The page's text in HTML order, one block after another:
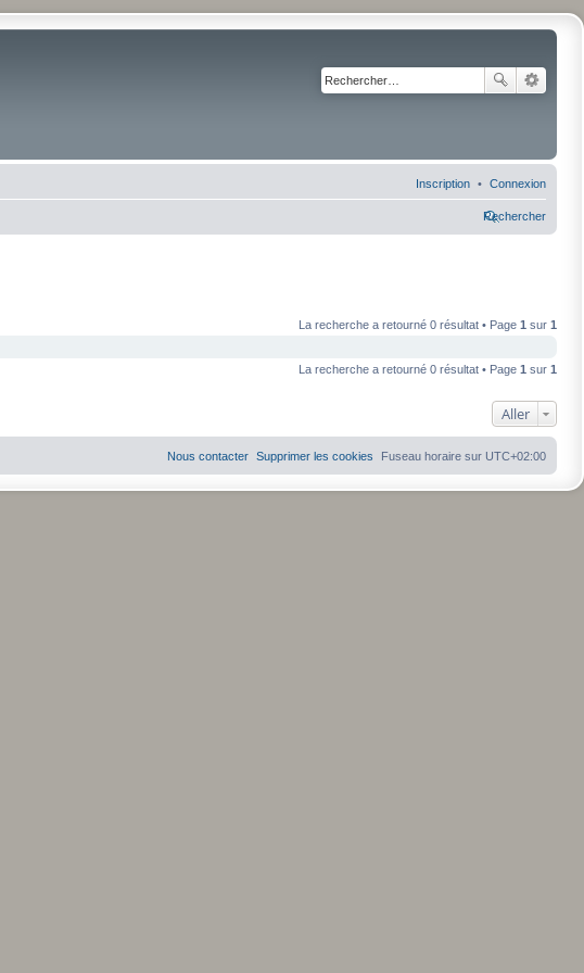
Connexion
Inscription
Rechercher
La recherche a retourné 0 résultat • Page 1 sur 1
La recherche a retourné 0 résultat • Page 1 sur 1
Aller
Fuseau horaire sur UTC+02:00
Supprimer les cookies
Nous contacter